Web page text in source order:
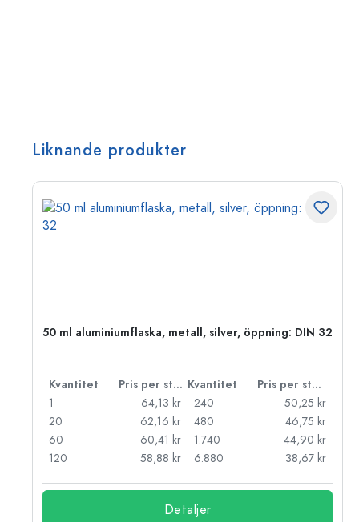
Liknande produkter
50 ml aluminiumflaska, metall, silver, öppning: DIN 32
Kvantitet Pris per styck Kvantitet
Pris per styck
1
64,13 kr
20
62,16 kr
60
60,41 kr
120
58,88 kr
240
50,25 kr
480
46,75 kr
1.740
44,90 kr
6.880
38,67 kr
Detaljer